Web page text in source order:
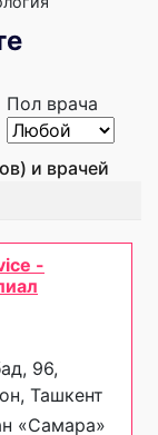
Пол врача
и врачей
-
96,
Ташкент
«Самара»